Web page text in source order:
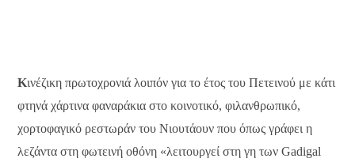
Κινέζικη πρωτοχρονιά λοιπόν για το έτος του Πετεινού με κάτι
φτηνά χάρτινα φαναράκια στο κοινοτικό, φιλανθρωπικό,
χορτοφαγικό ρεστωράν του Νιουτάουν που όπως γράφει η
λεζάντα στη φωτεινή οθόνη «λειτουργεί στη γη των Gadigal